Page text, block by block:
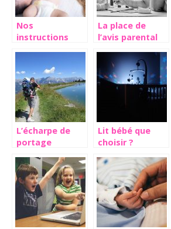
Nos
instructions
parent
La place de
l’avis parental
décisions des
jeunes
L’écharpe de
portage
liens affectifs
entre une mère
et son bébé
Lit bébé que
choisir ?